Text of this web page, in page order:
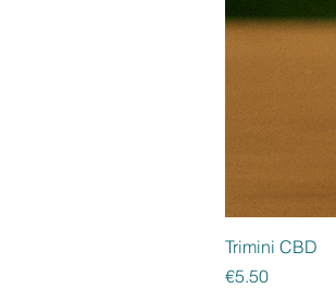
Trimini CBD
Price
€5.50